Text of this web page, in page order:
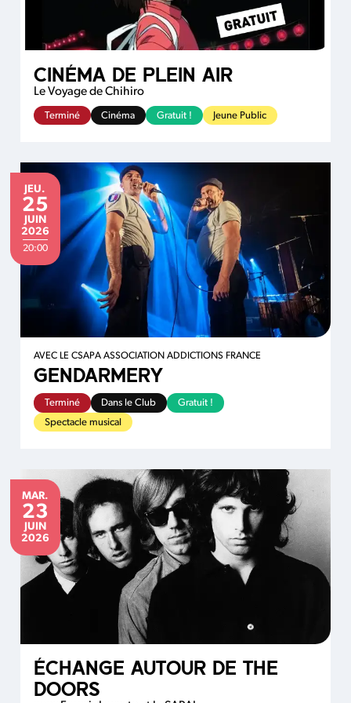
CINÉMA DE PLEIN AIR
Le Voyage de Chihiro
Terminé Cinéma Gratuit ! Jeune Public
JEUDI
JEU.
25
JUIN
JUIN
2026
20:00
AVEC LE CSAPA ASSOCIATION ADDICTIONS FRANCE
GENDARMERY
Terminé Dans le Club
Gratuit !
Spectacle musical
MARDI
MAR.
23
JUIN
JUIN
2026
ÉCHANGE AUTOUR DE THE
DOORS